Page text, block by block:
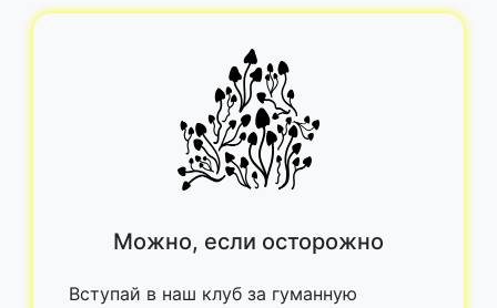
Можно, если осторожно
Вступай в наш клуб за гуманную